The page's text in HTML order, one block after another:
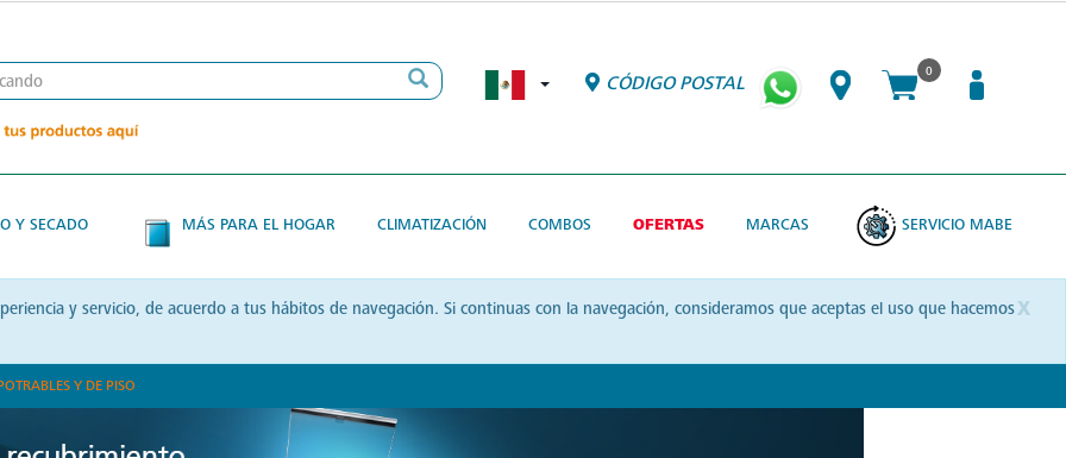
CÓDIGO POSTAL
0
Y SECADO MÁS PARA EL HOGAR CLIMATIZACIÓN COMBOS OFERTAS MARCAS SERVICIO MABE
x
y servicio, de acuerdo a tus hábitos de navegación. Si continuas con la navegación, consideramos que aceptas el uso que hacemos
Y DE PISO